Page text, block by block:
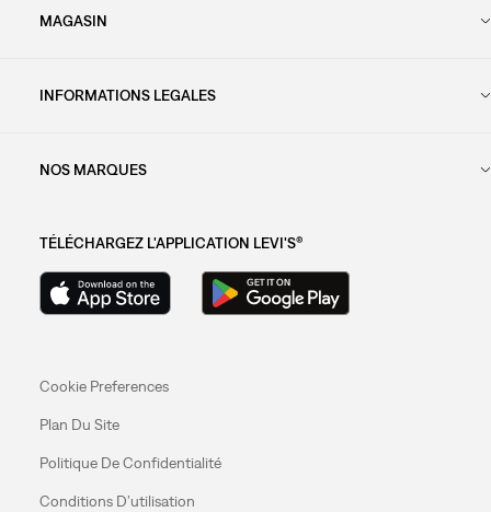
MAGASIN
INFORMATIONS LEGALES
NOS MARQUES
TÉLÉCHARGEZ L'APPLICATION LEVI'S®
Cookie Preferences
Plan Du Site
Politique De Confidentialité
Conditions D’utilisation